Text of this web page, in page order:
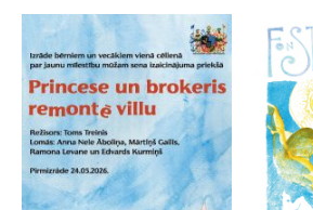
Klubs Biedrība
Klusuma Nams
Koncertdārzs "Pūt, vējiņi!"
Koncertzāle "Lielais
Koncertzāle "Valmiera"
Koncertzāle Hanzas Perons